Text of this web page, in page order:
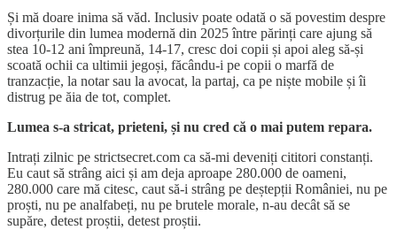
Și mă doare inima să văd. Inclusiv poate odată o să povestim despre
divorțurile din lumea modernă din 2025 între părinți care ajung să
stea 10-12 ani împreună, 14-17, cresc doi copii și apoi aleg să-și
scoată ochii ca ultimii jegoși, făcându-i pe copii o marfă de
tranzacție, la notar sau la avocat, la partaj, ca pe niște mobile și îi
distrug pe ăia de tot, complet.
Lumea s-a stricat, prieteni, și nu cred că o mai putem repara.
Intrați zilnic pe strictsecret.com ca să-mi deveniți cititori constanți.
Eu caut să strâng aici și am deja aproape 280.000 de oameni,
280.000 care mă citesc, caut să-i strâng pe deștepții României, nu pe
proști, nu pe analfabeți, nu pe brutele morale, n-au decât să se
supăre, detest proștii, detest proștii.